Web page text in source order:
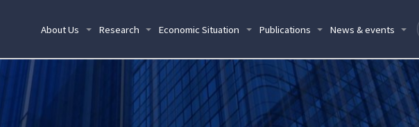
About Us Research Economic Situation Publications News & events